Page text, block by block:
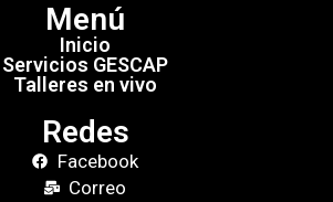
Menú
Inicio
Servicios GESCAP
Talleres en vivo
Redes
Facebook
Correo